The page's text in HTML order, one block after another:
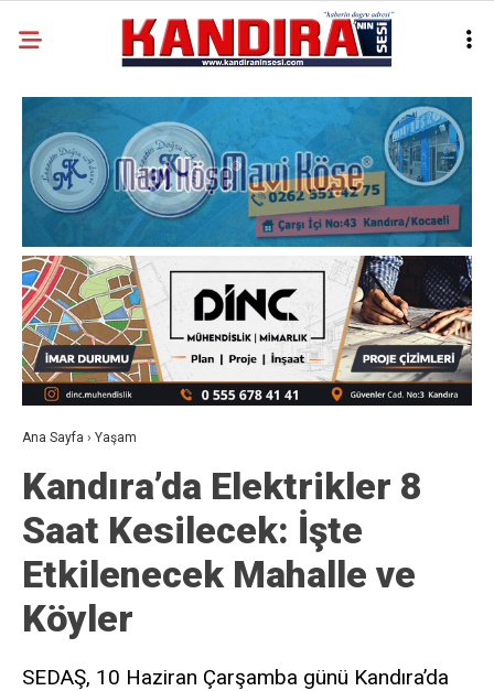
Ana Sayfa › Yaşam
Kandıra’da Elektrikler 8
Saat Kesilecek: İşte
Etkilenecek Mahalle ve
Köyler
SEDAŞ, 10 Haziran Çarşamba günü Kandıra’da